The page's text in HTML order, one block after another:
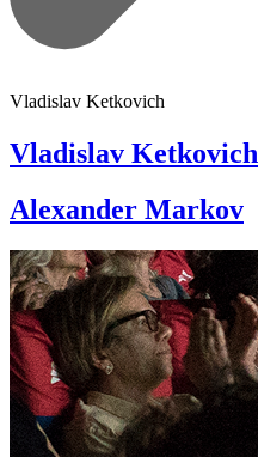
Vladislav Ketkovich
Vladislav Ketkovich
Alexander Markov